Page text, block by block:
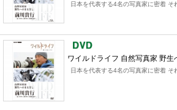
日本を代表する4名の写真家に密着 そ
ワイルドライフ 自然写真家 野
日本を代表する4名の写真家に密着 そ